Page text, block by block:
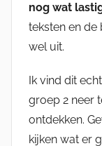
nog wat
teksten en de
wel uit.
Ik vind dit
groep 2 neer
ontdekken.
kijken wat er